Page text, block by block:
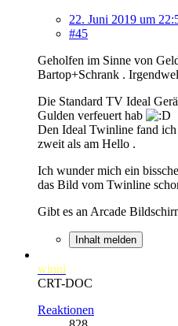
22. Juni 2019 um
#45
Geholfen im Sinne von
Bartop+Schrank .
Die Standard TV Ideal
Gulden verfeuert hab
Den Ideal Twinline fand ich
zweit als am Hello .
Ich wunder mich ein
das Bild vom Twinline
Gibt es an Arcade
Inhalt melden
winni
CRT-DOC
Reaktionen